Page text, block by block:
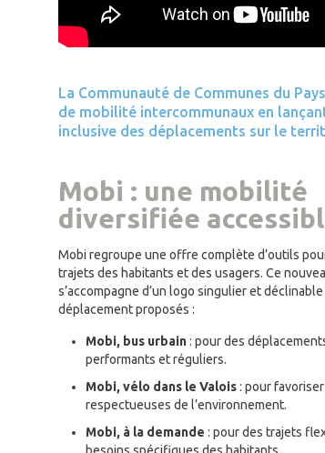
La Communauté de Communes du
de mobilité intercommunaux en
inclusive des déplacements sur le
Mobi : une mobilité
diversifiée
Mobi regroupe une offre complète d’outils
trajets des habitants et des usagers. Ce
s’accompagne d’un logo singulier et
déplacement proposés :
Mobi, bus urbain: pour des
performants et réguliers.
Mobi, vélo dans le Valois: pour
respectueuses de l’environnement.
Mobi, à la demande : pour des trajets